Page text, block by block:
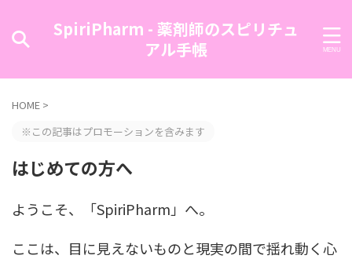
SpiriPharm - 薬剤師のスピリチュ
アル手帳
HOME >
※この記事はプロモーションを含みます
はじめての方へ
ようこそ、「SpiriPharm」へ。
ここは、目に見えないものと現実の間で揺れ動く心